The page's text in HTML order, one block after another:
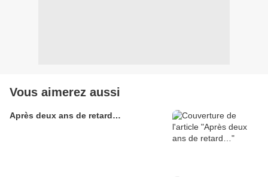
Vous aimerez aussi
Après deux ans de retard…